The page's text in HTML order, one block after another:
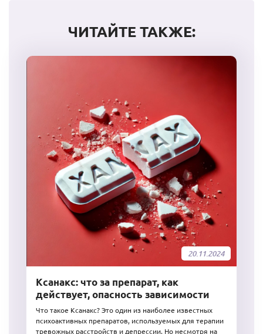
ЧИТАЙТЕ ТАКЖЕ:
20.11.2024
Ксанакс: что за препарат, как
действует, опасность зависимости
Что такое Ксанакс? Это один из наиболее известных
психоактивных препаратов, используемых для терапии
тревожных расстройств и депрессии. Но несмотря на